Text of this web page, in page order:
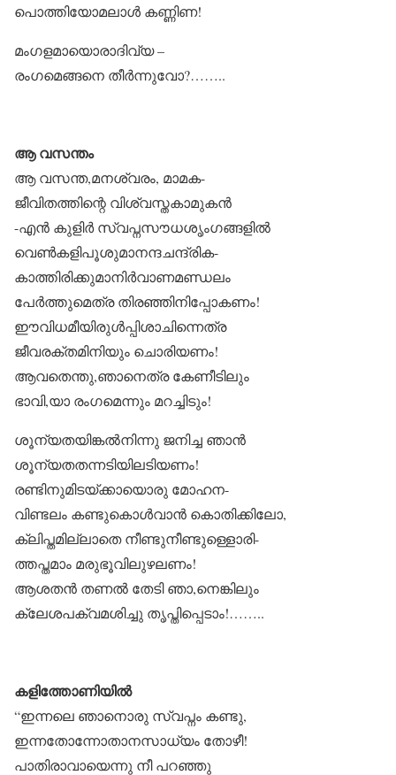
പൊത്തിയോമലാൾ കണ്ണിണ!
മംഗളമായൊരാദിവ്യ –
രംഗമെങ്ങനെ തീർന്നുവോ?……..
ആ വസന്തം
ആ വസന്ത,മനശ്വരം, മാമക-
ജീവിതത്തിന്റെ വിശ്വസ്തകാമുകൻ
-എൻ കുളിർ സ്വപ്നസൗധശൃംഗങ്ങളിൽ
വെൺകളിപൂശുമാനന്ദചന്ദ്രിക-
കാത്തിരിക്കുമാനിർവാണമണ്ഡലം
പേർത്തുമെത്ര തിരഞ്ഞിനിപ്പോകണം!
ഈവിധമീയിരുൾപ്പിശാചിന്നെത്ര
ജീവരക്തമിനിയും ചൊരിയണം!
ആവതെന്തു,ഞാനെത്ര കേണീടിലും
ഭാവി,യാ രംഗമെന്നും മറച്ചിടും!
ശൂന്യതയിങ്കൽനിന്നു ജനിച്ച ഞാൻ
ശൂന്യതതന്നടിയിലടിയണം!
രണ്ടിനുമിടയ്ക്കായൊരു മോഹന-
വിണ്ടലം കണ്ടുകൊൾവാൻ കൊതിക്കിലോ,
ക്ലിപ്തമില്ലാതെ നീണ്ടുനീണ്ടുള്ളൊരി-
ത്തപ്തമാം മരുഭൂവിലുഴലണം!
ആശതൻ തണൽ തേടി ഞാ,നെങ്കിലും
ക്ലേശപക്വമശിച്ചു തൃപ്തിപ്പെടാം!……..
കളിത്തോണിയിൽ
“ഇന്നലെ ഞാനൊരു സ്വപ്നം കണ്ടു,
ഇന്നതോന്നോതാനസാധ്യം തോഴീ!
പാതിരാവായെന്നു നീ പറഞ്ഞു